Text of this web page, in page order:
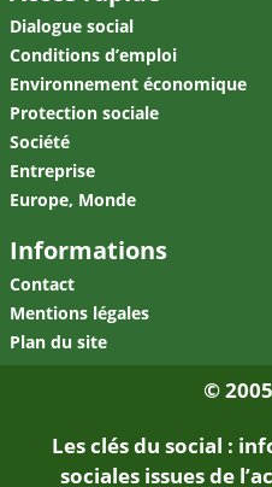
Dialogue social
Conditions d’emploi
Environnement économique
Protection sociale
Société
Entreprise
Europe, Monde
Informations
Contact
Mentions légales
Plan du site
©
Les clés du social :
sociales issues de